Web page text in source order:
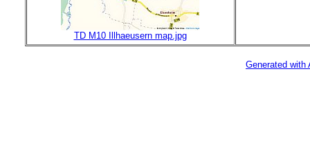
TD M10 Illhaeusern map.jpg
Generated with